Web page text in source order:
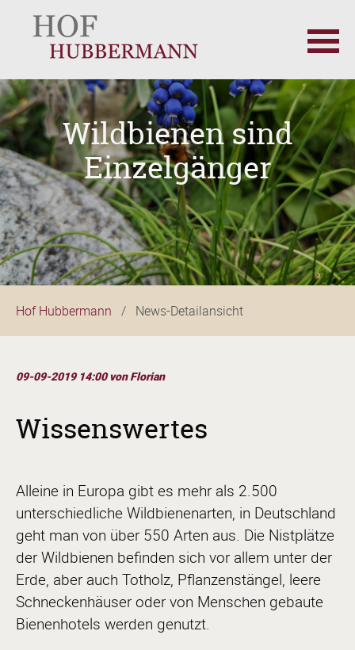
Navigation
überspringen
Wildbienen sind
Einzelgänger
Hof Hubbermann News-Detailansicht
09-09-2019 14:00von Florian
Wissenswertes
Alleine in Europa gibt es mehr als 2.500
unterschiedliche Wildbienenarten, in Deutschland
geht man von über 550 Arten aus. Die Nistplätze
der Wildbienen befinden sich vor allem unter der
Erde, aber auch Totholz, Pflanzenstängel, leere
Schneckenhäuser oder von Menschen gebaute
Bienenhotels werden genutzt.